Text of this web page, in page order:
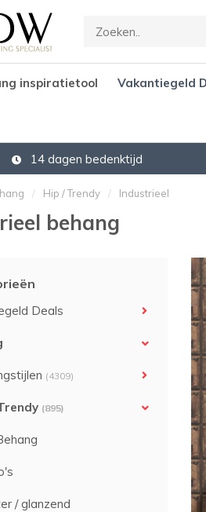
inspiratietool Vakantiegeld
14 dagen bedenktijd
/ Hip / Trendy / Industrieel
behang
Deals
(4309)
(895)
/ glanzend